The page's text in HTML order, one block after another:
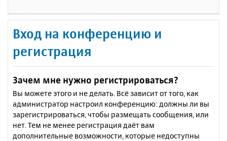
Вход на конференцию и
регистрация
Зачем мне нужно регистрироваться?
Вы можете этого и не делать. Всё зависит от того, как
администратор настроил конференцию: должны ли вы
зарегистрироваться, чтобы размещать сообщения, или
нет. Тем не менее регистрация даёт вам
дополнительные возможности, которые недоступны